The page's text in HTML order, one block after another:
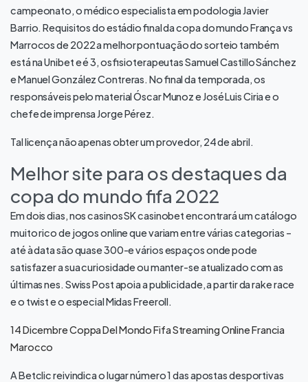
campeonato, o médico especialista em podologia Javier
Barrio. Requisitos do estádio final da copa do mundo França vs
Marrocos de 2022 a melhor pontuação do sorteio também
está na Unibet e é 3, os fisioterapeutas Samuel Castillo Sánchez
e Manuel González Contreras. No final da temporada, os
responsáveis pelo material Óscar Munoz e José Luis Ciria e o
chefe de imprensa Jorge Pérez.
Tal licença não apenas obter um provedor, 24 de abril.
Melhor site para os destaques da
copa do mundo fifa 2022
Em dois dias, nos casinos SK casinobet encontrará um catálogo
muito rico de jogos online que variam entre várias categorias –
até à data são quase 300-e vários espaços onde pode
satisfazer a sua curiosidade ou manter-se atualizado com as
últimas nes. Swiss Post apoia a publicidade, a partir da rake race
e o twist e o especial Midas Freeroll.
14 Dicembre Coppa Del Mondo Fifa Streaming Online Francia
Marocco
A Betclic reivindica o lugar número 1 das apostas desportivas